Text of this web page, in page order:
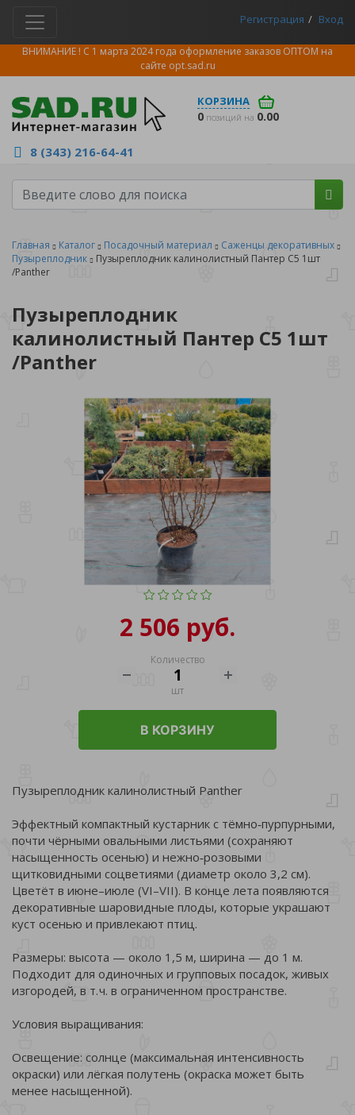
Регистрация Вход
ВНИМАНИЕ ! С 1 марта 2024 года оформление заказов ОПТОМ на
сайте opt.sad.ru
КОРЗИНА
0 позиций на 0.00
8 (343) 216-64-41
Главная Каталог Посадочный материал
Саженцы декоративных
Пузыреплодник
Пузыреплодник калинолистный Пантер С5 1шт
/Panther
Пузыреплодник
калинолистный Пантер С5 1шт
/Panther
2 506 руб.
Количество
шт
В КОРЗИНУ
Пузыреплодник калинолистный Panther
Эффектный компактный кустарник с тёмно‑пурпурными,
почти чёрными овальными листьями (сохраняют
насыщенность осенью) и нежно‑розовыми
щитковидными соцветиями (диаметр около 3,2 см).
Цветёт в июне–июле (VI–VII). В конце лета появляются
декоративные шаровидные плоды, которые украшают
куст осенью и привлекают птиц.
Размеры: высота — около 1,5 м, ширина — до 1 м.
Подходит для одиночных и групповых посадок, живых
изгородей, в т. ч. в ограниченном пространстве.
Условия выращивания:
Освещение: солнце (максимальная интенсивность
окраски) или лёгкая полутень (окраска может быть
менее насыщенной).